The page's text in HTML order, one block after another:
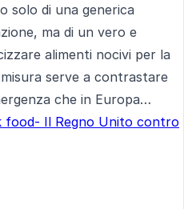
solo di una generica
ma di un vero e
alimenti nocivi per la
serve a contrastare
che in Europa…
food- Il Regno Unito contro